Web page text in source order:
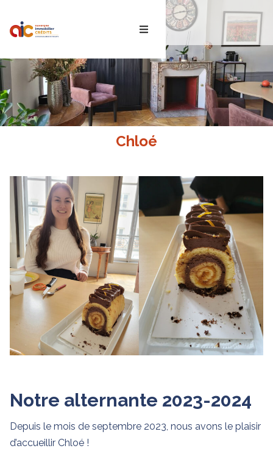
ACTUS
Chloé
Notre alternante 2023-2024
Depuis le mois de septembre 2023, nous avons le plaisir
d’accueillir Chloé !